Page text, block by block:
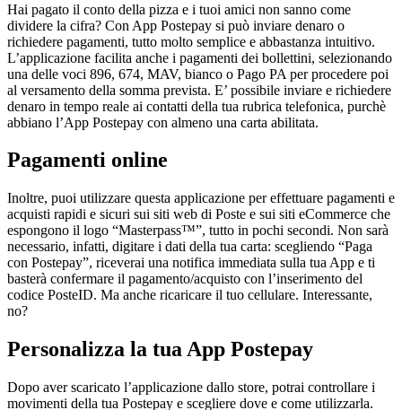
Hai pagato il conto della pizza e i tuoi amici non sanno come
dividere la cifra? Con App Postepay si può inviare denaro o
richiedere pagamenti, tutto molto semplice e abbastanza intuitivo.
L’applicazione facilita anche i pagamenti dei bollettini, selezionando
una delle voci 896, 674, MAV, bianco o Pago PA per procedere poi
al versamento della somma prevista. E’ possibile inviare e richiedere
denaro in tempo reale ai contatti della tua rubrica telefonica, purchè
abbiano l’App Postepay con almeno una carta abilitata.
Pagamenti online
Inoltre, puoi utilizzare questa applicazione per effettuare pagamenti e
acquisti rapidi e sicuri sui siti web di Poste e sui siti eCommerce che
espongono il logo “Masterpass™”, tutto in pochi secondi. Non sarà
necessario, infatti, digitare i dati della tua carta: scegliendo “Paga
con Postepay”, riceverai una notifica immediata sulla tua App e ti
basterà confermare il pagamento/acquisto con l’inserimento del
codice PosteID. Ma anche ricaricare il tuo cellulare. Interessante,
no?
Personalizza la tua App Postepay
Dopo aver scaricato l’applicazione dallo store, potrai controllare i
movimenti della tua Postepay e scegliere dove e come utilizzarla.